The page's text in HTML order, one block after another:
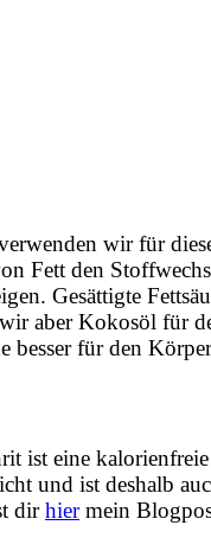
wir für
Fett den
Gesättigte
aber Kokosöl für
besser für den
ist eine
und ist deshalb
dirhiermein